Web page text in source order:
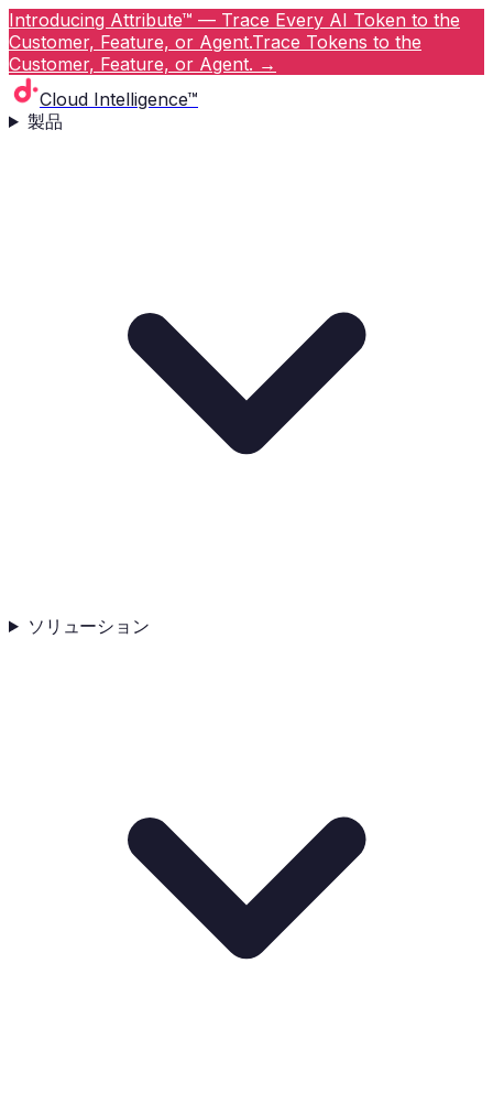
Introducing Attribute™ — Trace Every AI Token to the
Customer, Feature, or Agent.Trace Tokens to the
Customer, Feature, or Agent. →
Cloud Intelligence™
製品
ソリューション